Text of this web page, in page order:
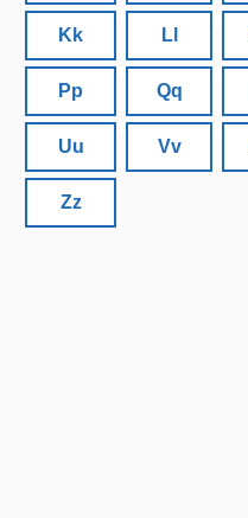
Kk Ll
Pp Qq
Uu Vv
Zz